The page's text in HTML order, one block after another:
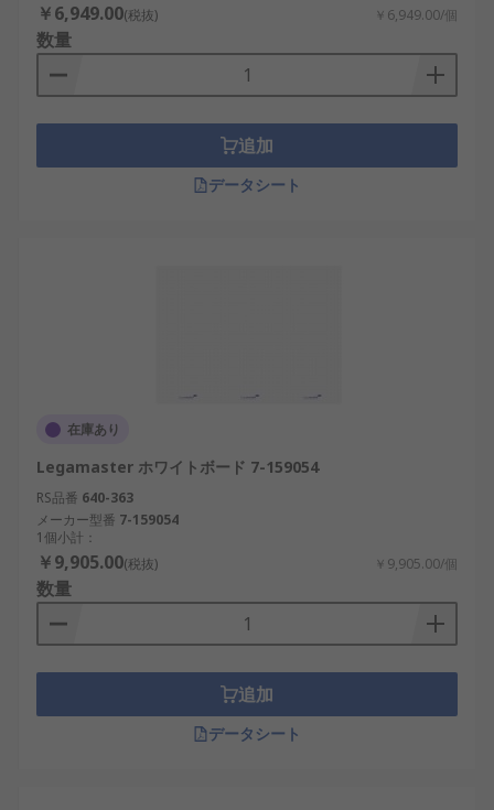
￥6,949.00(税抜) ￥6,949.00/個
数量
追加
データシート
在庫あり
Legamaster ホワイトボード 7-159054
RS品番 640-363
メーカー型番 7-159054
1個小計：
￥9,905.00(税抜) ￥9,905.00/個
数量
追加
データシート